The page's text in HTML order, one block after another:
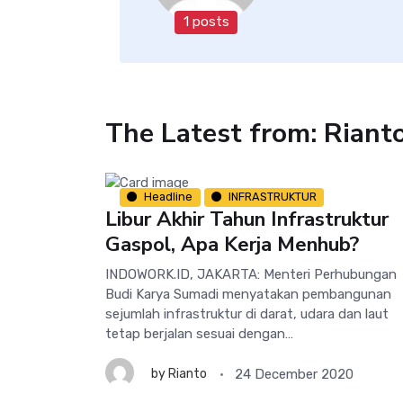
1 posts
The Latest from:
Headline INFRASTRUKTUR
Libur Akhir Tahun Infrastruktur
Gaspol, Apa Kerja Menhub?
INDOWORK.ID, JAKARTA: Menteri Perhubungan
Budi Karya Sumadi menyatakan pembangunan
sejumlah infrastruktur di darat, udara dan laut
tetap berjalan sesuai dengan…
byRianto 24 December 2020